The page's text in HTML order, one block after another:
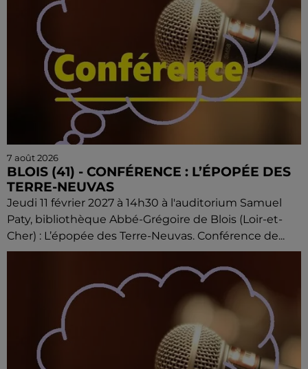
7 août 2026
BLOIS (41) - CONFÉRENCE : L’ÉPOPÉE DES
TERRE-NEUVAS
Jeudi 11 février 2027 à 14h30 à l'auditorium Samuel
Paty, bibliothèque Abbé-Grégoire de Blois (Loir-et-
Cher) : L’épopée des Terre-Neuvas. Conférence de...